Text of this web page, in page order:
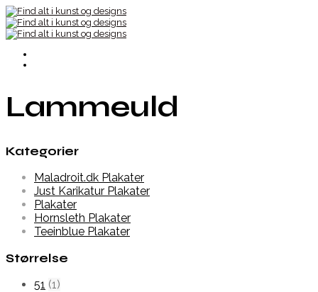
Lammeuld
Kategorier
Maladroit.dk Plakater
Just Karikatur Plakater
Plakater
Hornsleth Plakater
Teeinblue Plakater
Størrelse
51 (1)